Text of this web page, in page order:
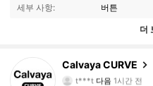
세부 사항:
버튼
더
Calvaya CURVE
t***t다음1시간 전
d***4가 탐색 중입니